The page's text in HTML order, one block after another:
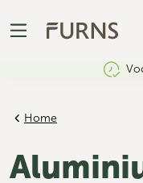
Home